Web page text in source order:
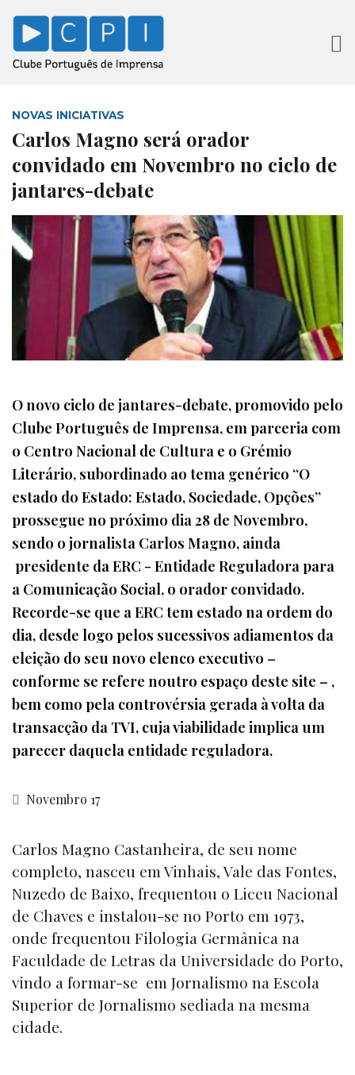
NOVAS INICIATIVAS
Carlos Magno será orador
convidado em Novembro no ciclo de
jantares-debate
O novo ciclo de jantares-debate, promovido pelo
Clube Português de Imprensa, em parceria com
o Centro Nacional de Cultura e o Grémio
Literário, subordinado ao tema genérico “O
estado do Estado: Estado, Sociedade, Opções”
prossegue no próximo dia 28 de Novembro,
sendo o jornalista Carlos Magno, ainda
presidente da ERC - Entidade Reguladora para
a Comunicação Social, o orador convidado.
Recorde-se que a ERC tem estado na ordem do
dia, desde logo pelos sucessivos adiamentos da
eleição do seu novo elenco executivo –
conforme se refere noutro espaço deste site – ,
bem como pela controvérsia gerada à volta da
transacção da TVI, cuja viabilidade implica um
parecer daquela entidade reguladora.
Novembro 17
Carlos Magno Castanheira, de seu nome
completo, nasceu em Vinhais, Vale das Fontes,
Nuzedo de Baixo, frequentou o Liceu Nacional
de Chaves e instalou-se no Porto em 1973,
onde frequentou Filologia Germânica na
Faculdade de Letras da Universidade do Porto,
vindo a formar-se em Jornalismo na Escola
Superior de Jornalismo sediada na mesma
cidade.